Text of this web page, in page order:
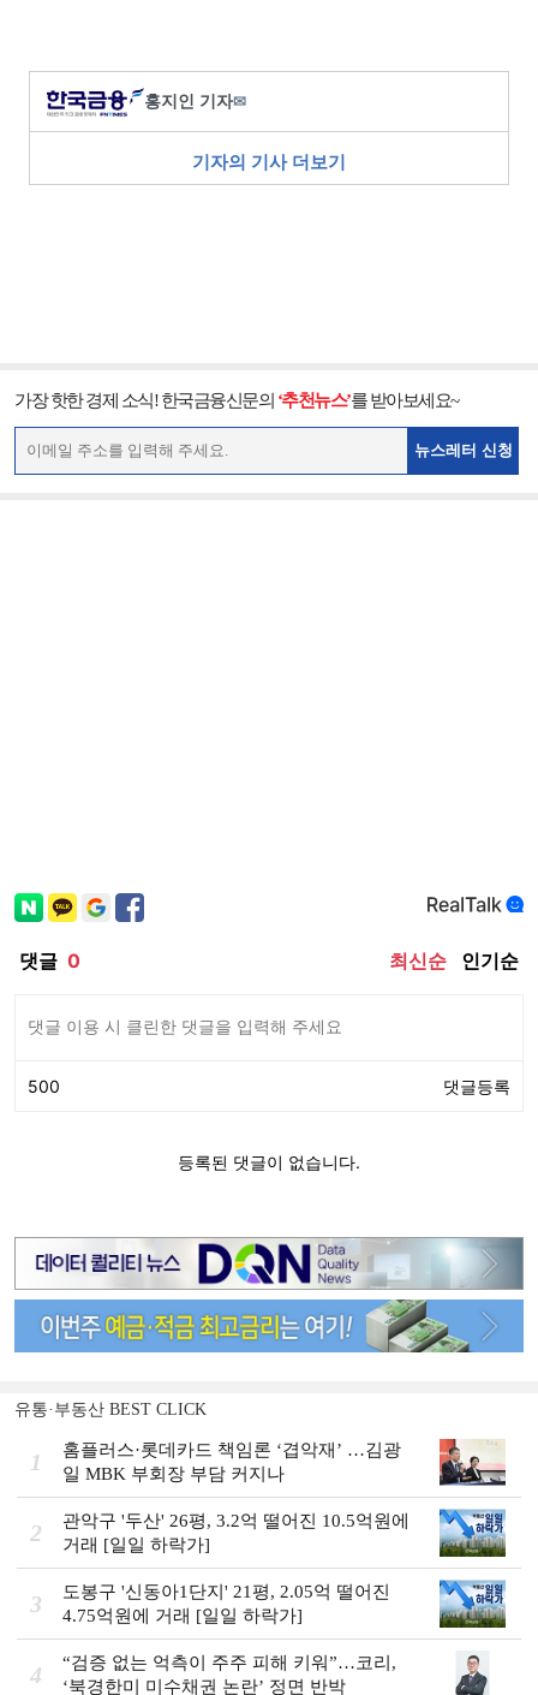
홍지인 기자✉
기자의 기사 더보기
가장 핫한 경제 소식! 한국금융신문의 ‘추천뉴스’를 받아보세요~
뉴스레터 신청
유통·부동산 BEST CLICK
1
홈플러스·롯데카드 책임론 ‘겹악재’ …김광
일 MBK 부회장 부담 커지나
2
관악구 '두산' 26평, 3.2억 떨어진 10.5억원에
거래 [일일 하락가]
3
도봉구 '신동아1단지' 21평, 2.05억 떨어진
4.75억원에 거래 [일일 하락가]
4
“검증 없는 억측이 주주 피해 키워”…코리,
‘북경한미 미수채권 논란’ 정면 반박